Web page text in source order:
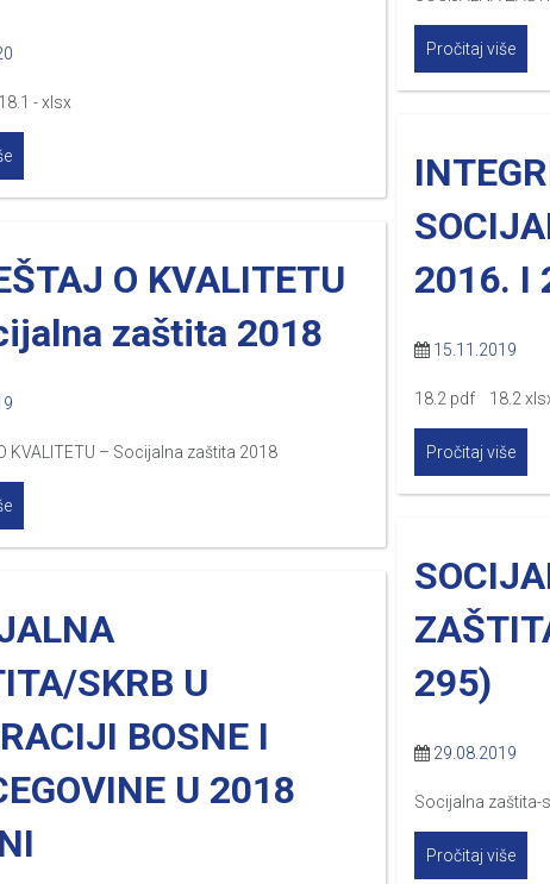
- xlsx
Pročitaj više
2016. I
15.11.2019
18.2 pdf 18.2
Pročitaj više
O KVALITETU
zaštita 2018
KVALITETU – Socijalna zaštita 2018
295)
29.08.2019
Socijalna zaštita-
Pročitaj više
SKRB U
BOSNE I
U 2018